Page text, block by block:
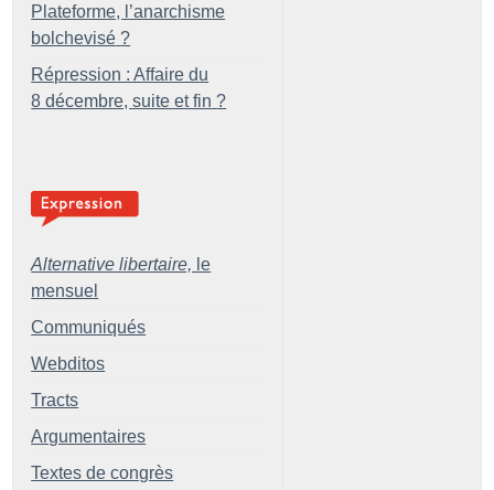
Plateforme, l’anarchisme
bolchevisé ?
Répression : Affaire du
8 décembre, suite et fin ?
Alternative libertaire, le
mensuel
Communiqués
Webditos
Tracts
Argumentaires
Textes de congrès